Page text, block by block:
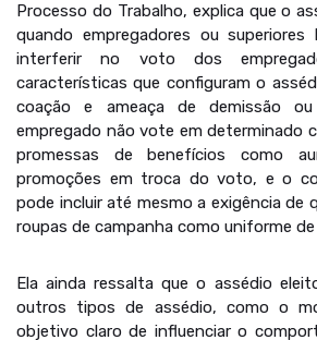
Processo do Trabalho, explica que o
quando empregadores ou superiores
interferir no voto dos
características que configuram o
coação e ameaça de demissão
empregado não vote em determinado
promessas de benefícios como
promoções em troca do voto, e o
pode incluir até mesmo a exigência de
roupas de campanha como uniforme de
Ela ainda ressalta que o assédio
outros tipos de assédio, como o
objetivo claro de influenciar o